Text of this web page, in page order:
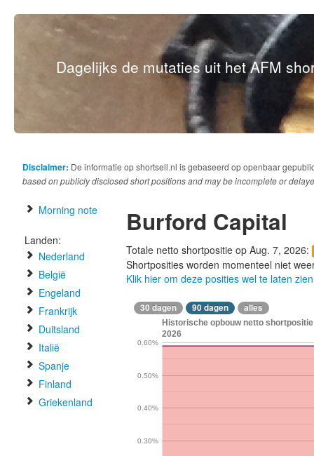
Dagelijks de mutaties uit het AFM
Disclaimer: De informatie op shortsell.nl is gebaseerd op openbaar
based on publicly disclosed short positions and may be incomplete or
Morning note
Landen:
Nederland
België
Engeland
Frankrijk
Duitsland
Italië
Spanje
Finland
Griekenland
Burford Capital
Totale netto shortpositie op Aug. 7, 2026:
Shortposities worden momenteel niet
Klik hier om deze posities wel te laten zien
30 dagen 90 dagen alles
Historische opbouw netto
2026
0.30%
0.40%
0.50%
0.60%